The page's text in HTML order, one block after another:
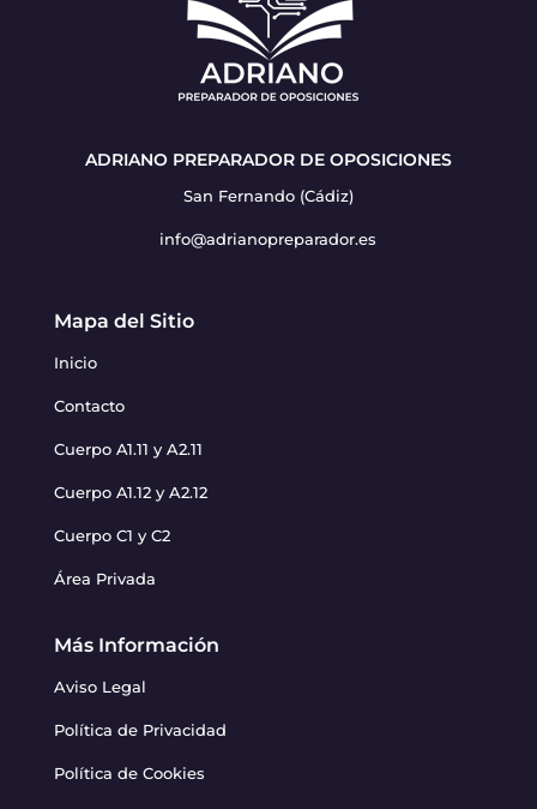
ADRIANO PREPARADOR DE OPOSICIONES
San Fernando (Cádiz)
info@adrianopreparador.es
Mapa del Sitio
Inicio
Contacto
Cuerpo A1.11 y A2.11
Cuerpo A1.12 y A2.12
Cuerpo C1 y C2
Área Privada
Más Información
Aviso Legal
Política de Privacidad
Política de Cookies